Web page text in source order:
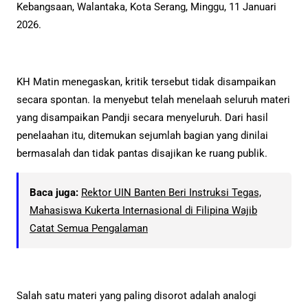
Kebangsaan, Walantaka, Kota Serang, Minggu, 11 Januari
2026.
KH Matin menegaskan, kritik tersebut tidak disampaikan
secara spontan. Ia menyebut telah menelaah seluruh materi
yang disampaikan Pandji secara menyeluruh. Dari hasil
penelaahan itu, ditemukan sejumlah bagian yang dinilai
bermasalah dan tidak pantas disajikan ke ruang publik.
Baca juga: Rektor UIN Banten Beri Instruksi Tegas,
Mahasiswa Kukerta Internasional di Filipina Wajib
Catat Semua Pengalaman
Salah satu materi yang paling disorot adalah analogi